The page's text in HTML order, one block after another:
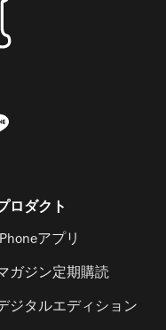
ロダクト
アプリ
ガジン定期購読
ジタルエディション